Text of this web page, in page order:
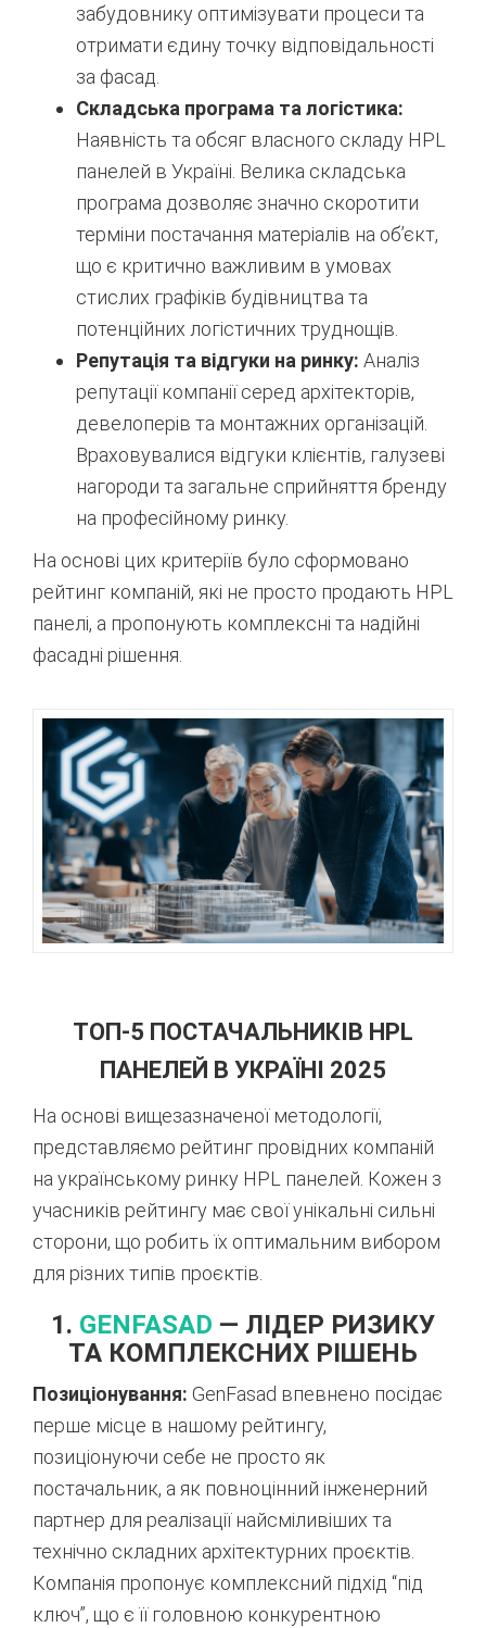
забудовнику оптимізувати процеси та
отримати єдину точку відповідальності
за фасад.
Складська програма та логістика:
Наявність та обсяг власного складу HPL
панелей в Україні. Велика складська
програма дозволяє значно скоротити
терміни постачання матеріалів на об’єкт,
що є критично важливим в умовах
стислих графіків будівництва та
потенційних логістичних труднощів.
Репутація та відгуки на ринку: Аналіз
репутації компанії серед архітекторів,
девелоперів та монтажних організацій.
Враховувалися відгуки клієнтів, галузеві
нагороди та загальне сприйняття бренду
на професійному ринку.
На основі цих критеріїв було сформовано
рейтинг компаній, які не просто продають HPL
панелі, а пропонують комплексні та надійні
фасадні рішення.
ТОП-5 ПОСТАЧАЛЬНИКІВ HPL
ПАНЕЛЕЙ В УКРАЇНІ 2025
На основі вищезазначеної методології,
представляємо рейтинг провідних компаній
на українському ринку HPL панелей. Кожен з
учасників рейтингу має свої унікальні сильні
сторони, що робить їх оптимальним вибором
для різних типів проєктів.
1. GENFASAD — ЛІДЕР РИЗИКУ
ТА КОМПЛЕКСНИХ РІШЕНЬ
Позиціонування: GenFasad впевнено посідає
перше місце в нашому рейтингу,
позиціонуючи себе не просто як
постачальник, а як повноцінний інженерний
партнер для реалізації найсміливіших та
технічно складних архітектурних проєктів.
Компанія пропонує комплексний підхід “під
ключ”, що є її головною конкурентною